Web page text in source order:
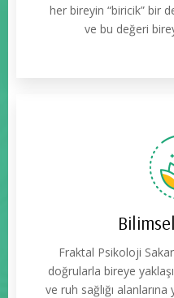
her bireyin “biricik” bir
ve bu değeri
Fraktal Psikoloji
doğrularla bireye
ve ruh sağlığı